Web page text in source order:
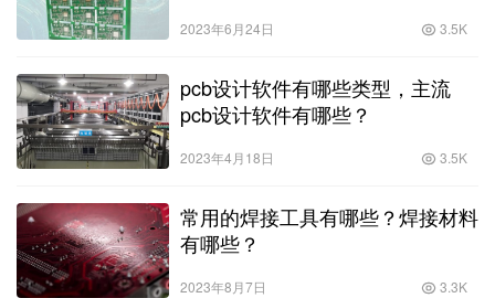
2023年6月24日 3.5K
pcb设计软件有哪些类型，主流
pcb设计软件有哪些？
2023年4月18日 3.5K
常用的焊接工具有哪些？焊接材料
有哪些？
2023年8月7日 3.3K